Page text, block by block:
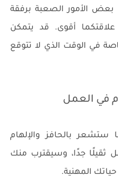
الأمور الصعبة برفقة
أقوى. قد يتمكن
في الوقت الذي لا تتوقع
في العمل
ستشعر بالحافز والإلهام
ثقيلًا جدًا، وسيقترب منك
المهنية.